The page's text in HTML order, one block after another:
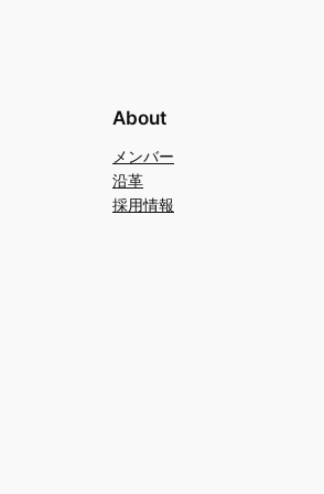
About
メンバー
沿革
採用情報